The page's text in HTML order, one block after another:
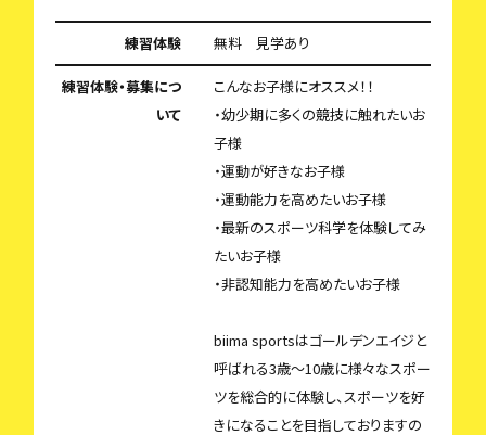
練習体験 無料 見学あり
練習体験・募集につ
いて
こんなお子様にオススメ！！
・幼少期に多くの競技に触れたいお
子様
・運動が好きなお子様
・運動能力を高めたいお子様
・最新のスポーツ科学を体験してみ
たいお子様
・非認知能力を高めたいお子様
biima sportsはゴールデンエイジと
呼ばれる3歳〜10歳に様々なスポー
ツを総合的に体験し、スポーツを好
きになることを目指しておりますの